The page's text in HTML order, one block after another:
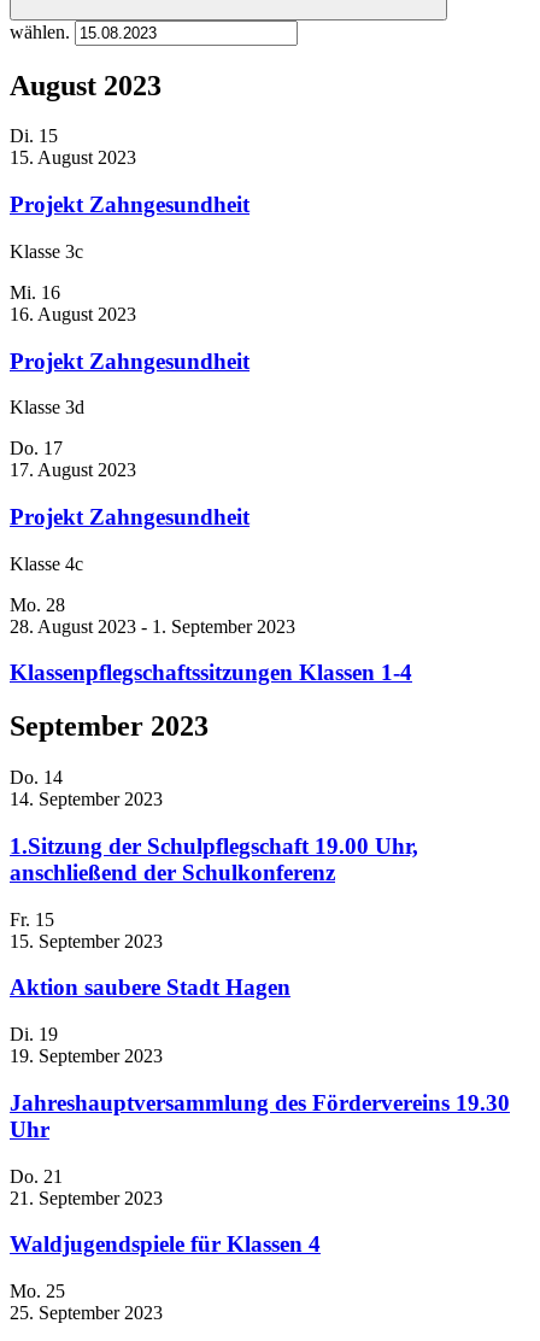
wählen.
August 2023
Di. 15
15. August 2023
Projekt Zahngesundheit
Klasse 3c
Mi. 16
16. August 2023
Projekt Zahngesundheit
Klasse 3d
Do. 17
17. August 2023
Projekt Zahngesundheit
Klasse 4c
Mo. 28
28. August 2023 - 1. September 2023
Klassenpflegschaftssitzungen Klassen 1-4
September 2023
Do. 14
14. September 2023
1.Sitzung der Schulpflegschaft 19.00 Uhr,
anschließend der Schulkonferenz
Fr. 15
15. September 2023
Aktion saubere Stadt Hagen
Di. 19
19. September 2023
Jahreshauptversammlung des Fördervereins 19.30
Uhr
Do. 21
21. September 2023
Waldjugendspiele für Klassen 4
Mo. 25
25. September 2023